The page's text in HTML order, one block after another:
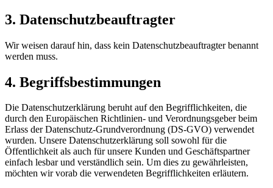
3. Datenschutzbeauftragter
Wir weisen darauf hin, dass kein Datenschutzbeauftragter benannt
werden muss.
4. Begriffsbestimmungen
Die Datenschutzerklärung beruht auf den Begrifflichkeiten, die
durch den Europäischen Richtlinien- und Verordnungsgeber beim
Erlass der Datenschutz-Grundverordnung (DS-GVO) verwendet
wurden. Unsere Datenschutzerklärung soll sowohl für die
Öffentlichkeit als auch für unsere Kunden und Geschäftspartner
einfach lesbar und verständlich sein. Um dies zu gewährleisten,
möchten wir vorab die verwendeten Begrifflichkeiten erläutern.